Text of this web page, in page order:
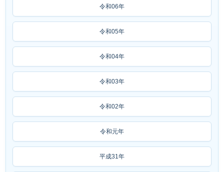
令和06年
令和05年
令和04年
令和03年
令和02年
令和元年
平成31年